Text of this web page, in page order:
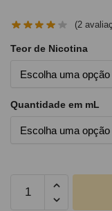
(2
Teor de Nicotina
Quantidade em mL